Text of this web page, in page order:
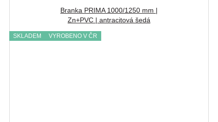
Branka PRIMA 1000/1250 mm |
Zn+PVC | antracitová šedá
SKLADEM VYROBENO V ČR